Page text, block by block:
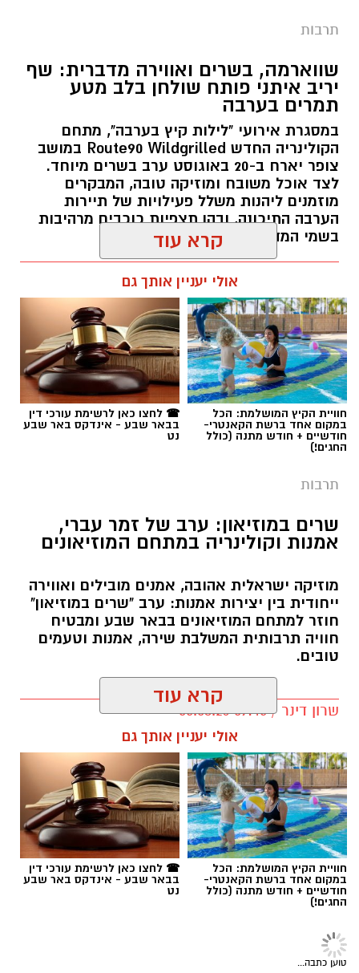
תרבות
שווארמה, בשרים ואווירה מדברית: שף
יריב איתני פותח שולחן בלב מטע
תמרים בערבה
במסגרת אירועי "לילות קיץ בערבה", מתחם
הקולינריה החדש Route90 Wildgrilled במושב
צופר יארח ב-20 באוגוסט ערב בשרים מיוחד.
לצד אוכל משובח ומוזיקה טובה, המבקרים
מוזמנים ליהנות משלל פעילויות של תיירות
הערבה התיכונה, ובהן תצפיות כוכבים מרהיבות
בשמי המדבר.
תגים:יריב איתני
קרדיט: Route90 Wildgrilled
שף יריב איתני, הבעלים של מעדניית "Route 90"
המוכרת מצוקים, משיק בימים אלו את "Route90
Wildgrilled" – מתחם אירועים קולינרי חדש
הממוקם במיקום פסטורלי במיוחד: לב מטע תמרים
במושב צופר. ביום חמישי, ה-20 באוגוסט, החל
מהשעה 19:00, יארח המקום ערב שווארמה
האירוע מציע חוויה קולינרית באווירה מדברית
קרא עוד
אולי יעניין אותך גם
חוויית הקיץ המושלמת: הכל
במקום אחד ברשת הקאנטרי-
חודשיים + חודש מתנה (כולל
החגים!)
☎ לחצו כאן לרשימת עורכי דין
בבאר שבע - אינדקס באר שבע
נט
תרבות
שרים במוזיאון: ערב של זמר עברי,
אמנות וקולינריה במתחם המוזיאונים
מוזיקה ישראלית אהובה, אמנים מובילים ואווירה
ייחודית בין יצירות אמנות: ערב "שרים במוזיאון"
חוזר למתחם המוזיאונים בבאר שבע ומבטיח
חוויה תרבותית המשלבת שירה, אמנות וטעמים
טובים.
שרון דינר / 09:45 05.08.26
תגים:באר שבע נט, שרים במוזיאון, פטפוט במוזיאון
קרא עוד
אולי יעניין אותך גם
חוויית הקיץ המושלמת: הכל
במקום אחד ברשת הקאנטרי-
חודשיים + חודש מתנה (כולל
החגים!)
☎ לחצו כאן לרשימת עורכי דין
בבאר שבע - אינדקס באר שבע
נט
תרבות